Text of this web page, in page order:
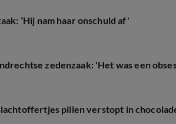
‘Hij nam haar onschuld af'
zedenzaak: 'Het was een
pillen verstopt in